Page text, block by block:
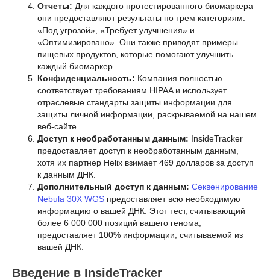
Отчеты: Для каждого протестированного биомаркера
они предоставляют результаты по трем категориям:
«Под угрозой», «Требует улучшения» и
«Оптимизировано». Они также приводят примеры
пищевых продуктов, которые помогают улучшить
каждый биомаркер.
Конфиденциальность: Компания полностью
соответствует требованиям HIPAA и использует
отраслевые стандарты защиты информации для
защиты личной информации, раскрываемой на нашем
веб-сайте.
Доступ к необработанным данным: InsideTracker
предоставляет доступ к необработанным данным,
хотя их партнер Helix взимает 469 долларов за доступ
к данным ДНК.
Дополнительный доступ к данным: Секвенирование
Nebula 30X WGS предоставляет всю необходимую
информацию о вашей ДНК. Этот тест, считывающий
более 6 000 000 позиций вашего генома,
предоставляет 100% информации, считываемой из
вашей ДНК.
Введение в InsideTracker